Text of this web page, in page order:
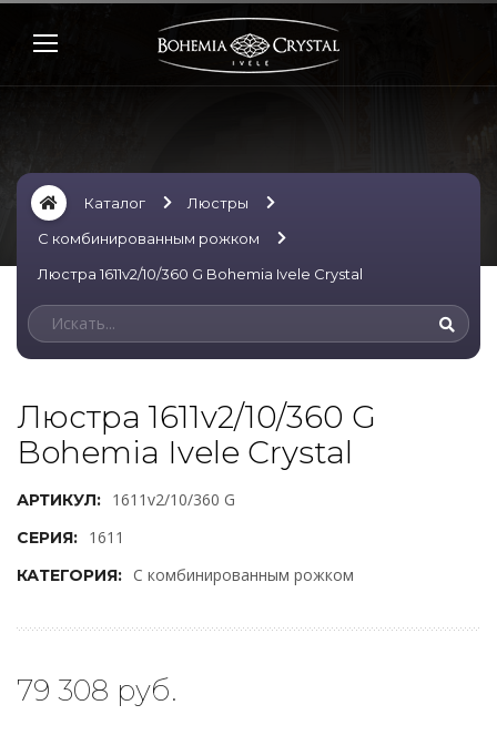
Каталог
Люстры
С комбинированным рожком
Люстра 1611v2/10/360 G Bohemia Ivele Crystal
Люстра 1611v2/10/360 G
Bohemia Ivele Crystal
АРТИКУЛ: 1611v2/10/360 G
СЕРИЯ: 1611
КАТЕГОРИЯ: С комбинированным рожком
79 308 руб.